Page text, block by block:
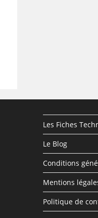
Les Fiches
Le Blog
Conditions
Mentions
Politique de